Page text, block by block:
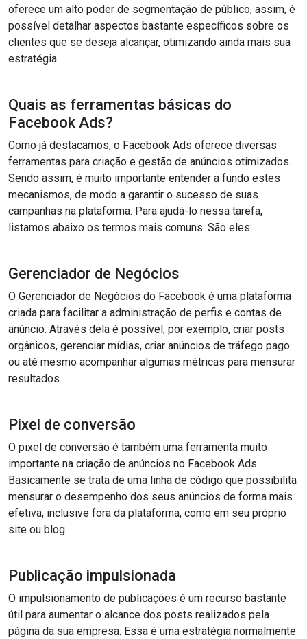
oferece um alto poder de segmentação de público, assim, é
possível detalhar aspectos bastante específicos sobre os
clientes que se deseja alcançar, otimizando ainda mais sua
estratégia.
Quais as ferramentas básicas do
Facebook Ads?
Como já destacamos, o Facebook Ads oferece diversas
ferramentas para criação e gestão de anúncios otimizados.
Sendo assim, é muito importante entender a fundo estes
mecanismos, de modo a garantir o sucesso de suas
campanhas na plataforma. Para ajudá-lo nessa tarefa,
listamos abaixo os termos mais comuns. São eles:
Gerenciador de Negócios
O Gerenciador de Negócios do Facebook é uma plataforma
criada para facilitar a administração de perfis e contas de
anúncio. Através dela é possível, por exemplo, criar posts
orgânicos, gerenciar mídias, criar anúncios de tráfego pago
ou até mesmo acompanhar algumas métricas para mensurar
resultados.
Pixel de conversão
O pixel de conversão é também uma ferramenta muito
importante na criação de anúncios no Facebook Ads.
Basicamente se trata de uma linha de código que possibilita
mensurar o desempenho dos seus anúncios de forma mais
efetiva, inclusive fora da plataforma, como em seu próprio
site ou blog.
Publicação impulsionada
O impulsionamento de publicações é um recurso bastante
útil para aumentar o alcance dos posts realizados pela
página da sua empresa. Essa é uma estratégia normalmente